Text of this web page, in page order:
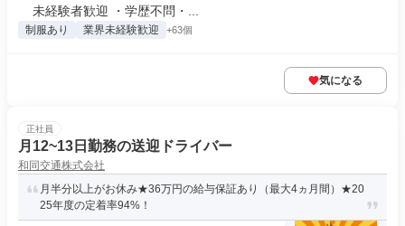
未経験者歓迎 ・学歴不問・...
制服あり 業界未経験歓迎 +63個
気になる
正社員
月12~13日勤務の送迎ドライバー
和同交通株式会社
月半分以上がお休み★36万円の給与保証あり（最大4ヵ月間）★20
25年度の定着率94%！